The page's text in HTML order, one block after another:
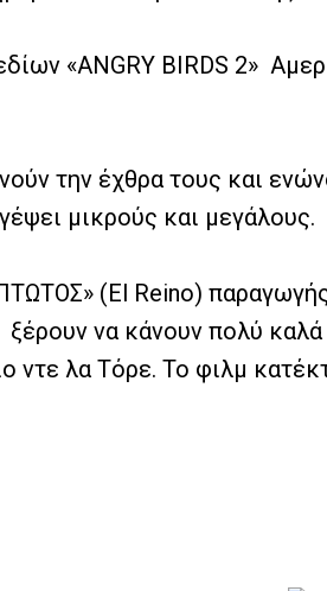
«ANGRY BIRDS 2»
την έχθρα τους και
μικρούς και μεγάλους.
(Εl Reino)
ξέρουν να κάνουν πολύ
ντε λα Τόρε. Το φιλμ